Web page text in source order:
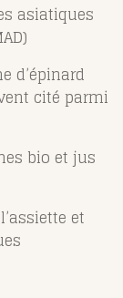
asiatiques
d’épinard
cité parmi
bio et jus
et